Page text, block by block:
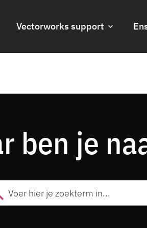
Vectorworks support
ben je